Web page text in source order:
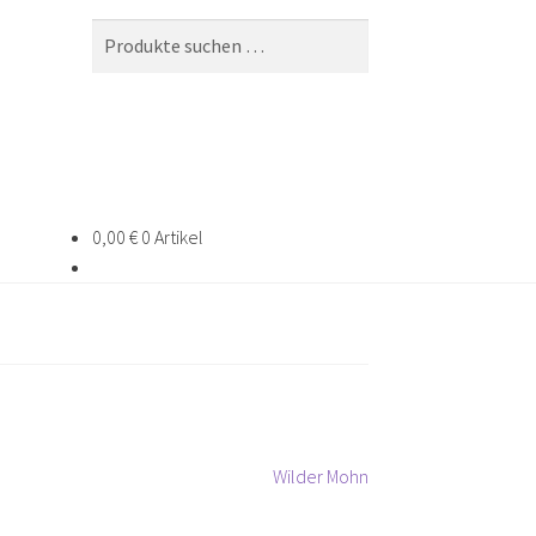
0,00 € 0 Artikel
Nächster
Wilder Mohn